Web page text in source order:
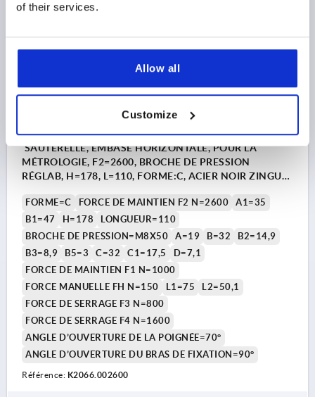
of their services.
Allow all
Customize
SAUTERELLE, EMBASE HORIZONTALE, POUR LA
MÉTROLOGIE, F2=2600, BROCHE DE PRESSION
RÉGLAB, H=178, L=110, FORME:C, ACIER NOIR ZINGUE,
FORME=C FORCE DE MAINTIEN F2 N=2600
A1=35
B1=47
H=178
LONGUEUR=110
BROCHE DE PRESSION=M8X50
A=19 B=32
B2=14,9
B3=8,9
B5=3 C=32 C1=17,5
D=7,1
FORCE DE MAINTIEN F1 N=1000
FORCE MANUELLE FH N=150
L1=75
L2=50,1
FORCE DE SERRAGE F3 N=800
FORCE DE SERRAGE F4 N=1600
ANGLE D’OUVERTURE DE LA POIGNÉE=70°
ANGLE D’OUVERTURE DU BRAS DE FIXATION=90°
Référence: K2066.002600